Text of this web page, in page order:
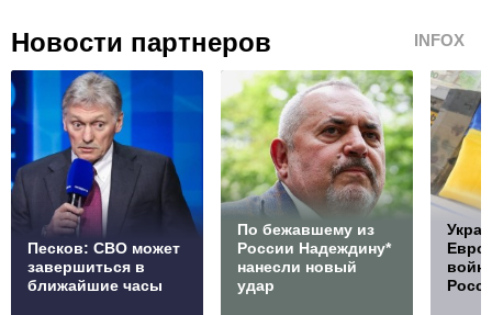
Новости партнеров INFOX
Песков: СВО может
завершиться в
ближайшие часы
По бежавшему из
России Надеждину*
нанесли новый
удар